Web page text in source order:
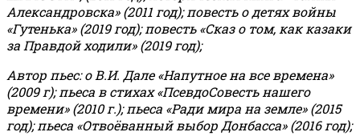
Александровска» (2011 год); повесть о детях войны
«Гутенька» (2019 год); повесть «Сказ о том, как казаки
за Правдой ходили» (2019 год);
Автор пьес: о В.И. Дале «Напутное на все времена»
(2009 г); пьеса в стихах «ПсевдоСовесть нашего
времени» (2010 г.); пьеса «Ради мира на земле» (2015
год); пьеса «Отвоёванный выбор Донбасса» (2016 год);